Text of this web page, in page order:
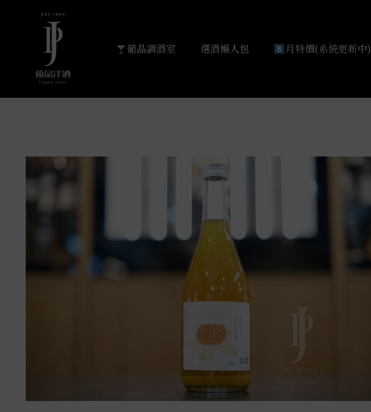
葡晶調酒室 選酒懶人包 月特價(系統更新中)